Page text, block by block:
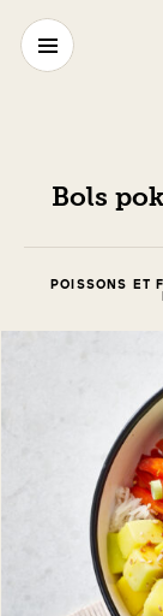
Bols
POISSONS ET